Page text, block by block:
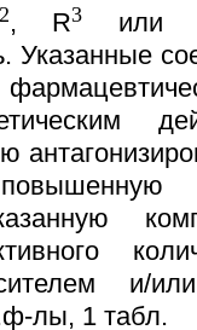
2, R3
или
Указанные
и/или
лы, 1 табл.